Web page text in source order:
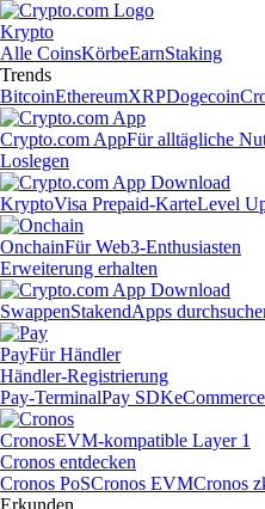
Krypto
Alle CoinsKörbeEarnStaking
Trends
BitcoinEthereumXRPDogecoin
Crypto.com AppFür alltägliche
Loslegen
KryptoVisa Prepaid-KarteLevel
OnchainFür Web3-Enthusiasten
Erweiterung erhalten
SwappenStakendApps
PayFür Händler
Händler-Registrierung
Pay-TerminalPay SDK
CronosEVM-kompatible Layer 1
Cronos entdecken
Cronos PoSCronos EVMCronos
Erkunden